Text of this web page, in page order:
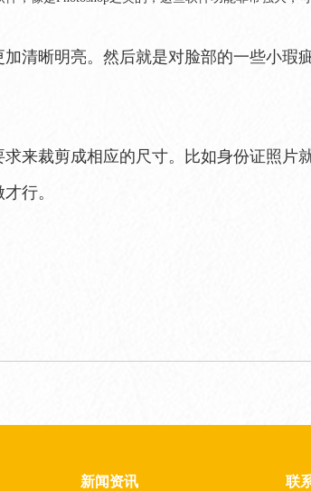
清晰明亮。然后就是对脸部的一些小瑕
来裁剪成相应的尺寸。比如身份证照片
行。
新闻资讯 联